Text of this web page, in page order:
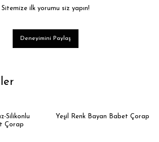
Sitemize ilk yorumu siz yapın!
Deneyimini Paylaş
Silikonlu
Çorap
Yeşil Renk Bayan Babet Çorap